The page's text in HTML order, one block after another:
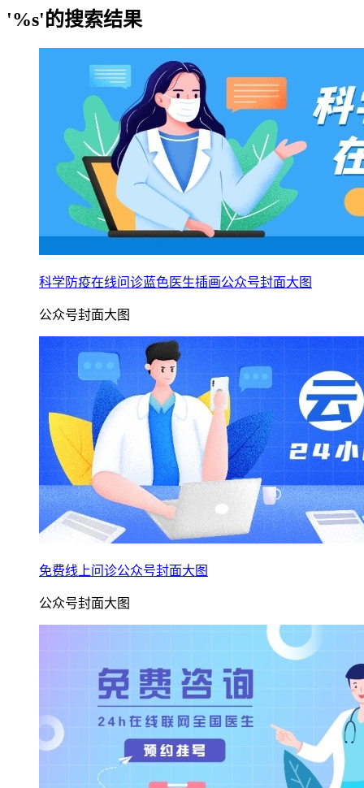
'%s'的搜索结果
科学防疫在线问诊蓝色医生插画公众号封面大图
公众号封面大图
免费线上问诊公众号封面大图
公众号封面大图